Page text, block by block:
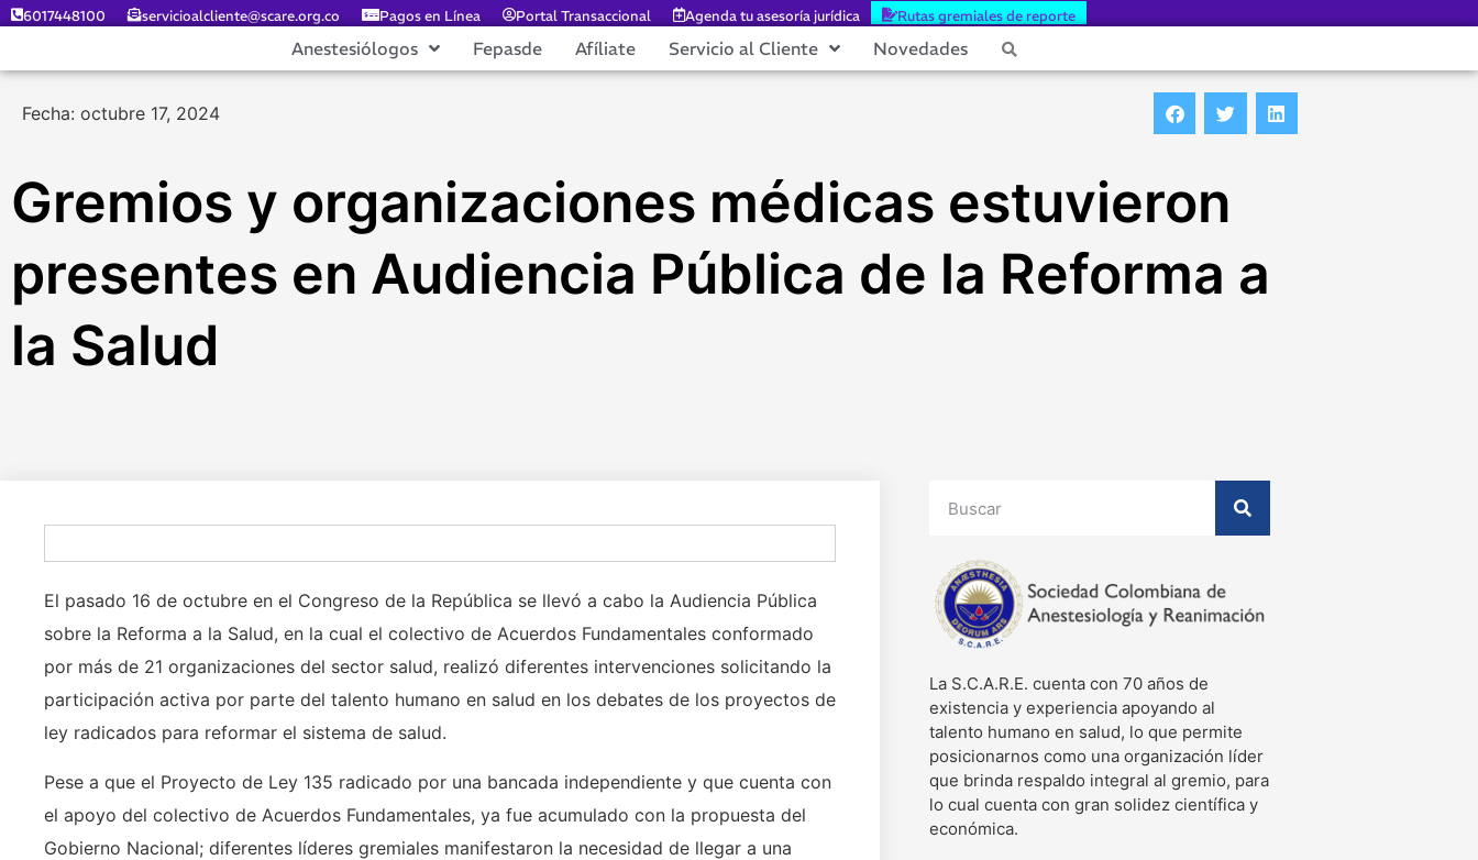
6017448100 servicioalcliente@scare.org.co Pagos en Línea Portal Transaccional Agenda tu asesoría jurídica Rutas gremiales de reporte
Anestesiólogos Fepasde Afíliate Servicio al Cliente Novedades
Fecha: octubre 17, 2024
Gremios y organizaciones médicas estuvieron
presentes en Audiencia Pública de la Reforma a
la Salud
El pasado 16 de octubre en el Congreso de la República se llevó a cabo la Audiencia Pública
sobre la Reforma a la Salud, en la cual el colectivo de Acuerdos Fundamentales conformado
por más de 21 organizaciones del sector salud, realizó diferentes intervenciones solicitando la
participación activa por parte del talento humano en salud en los debates de los proyectos de
ley radicados para reformar el sistema de salud.
Pese a que el Proyecto de Ley 135 radicado por una bancada independiente y que cuenta con
el apoyo del colectivo de Acuerdos Fundamentales, ya fue acumulado con la propuesta del
Gobierno Nacional; diferentes líderes gremiales manifestaron la necesidad de llegar a una
La S.C.A.R.E. cuenta con 70 años de
existencia y experiencia apoyando al
talento humano en salud, lo que permite
posicionarnos como una organización líder
que brinda respaldo integral al gremio, para
lo cual cuenta con gran solidez científica y
económica.